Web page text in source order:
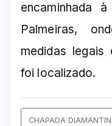
encaminhada
Palmeiras,
medidas legais
foi localizado.
CHAPADA